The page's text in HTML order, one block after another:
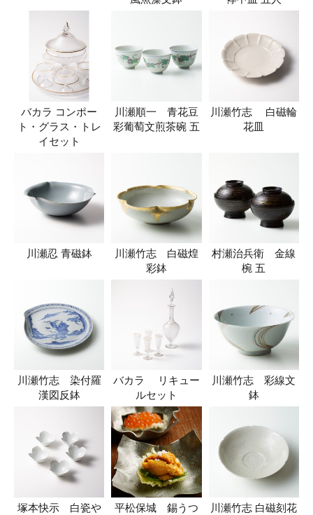
バカラ コンポー
ト・グラス・トレ
イセット
川瀬順一 青花豆
彩葡萄文煎茶碗 五
川瀬竹志 白磁輪
花皿
川瀬忍 青磁鉢
川瀬竹志 白磁煌
彩鉢
村瀬治兵衛 金線
椀 五
川瀬竹志 染付羅
漢図反鉢
バカラ リキュー
ルセット
川瀬竹志 彩線文
鉢
塚本快示 白瓷や
平松保城 錫うつ
川瀬竹志 白磁刻花